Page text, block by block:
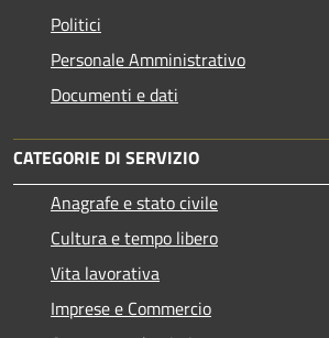
Politici
Personale Amministrativo
Documenti e dati
CATEGORIE DI SERVIZIO
Anagrafe e stato civile
Cultura e tempo libero
Vita lavorativa
Imprese e Commercio